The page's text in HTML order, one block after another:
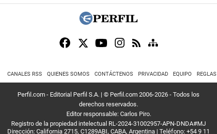
CANALES RSS QUIENES SOMOS CONTÁCTENOS PRIVACIDAD EQUIPO
Perfil.com - Editorial Perfil S.A. | © Perfil.com 2006-2026 - Todos los
derechos reservados.
Editor responsable: Carlos Piro.
Registro de la propiedad intelectual RL-2024-31002957-APN-DNDA#MJ
Dirección: California 2715, C1289ABI, CABA, Argentina | Teléfono: +54 9 11